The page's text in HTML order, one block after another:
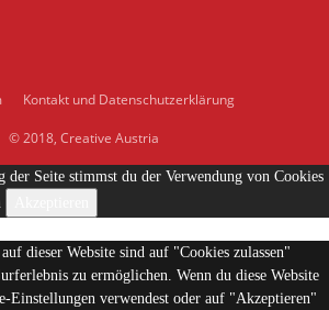
Kontakt und Datenschutzerklärung
© 2018, Creative Austria
der Seite stimmst du der Verwendung von Cookies
dieser Website sind auf "Cookies zulassen"
zu ermöglichen. Wenn du diese Website
Einstellungen verwendest oder auf "Akzeptieren"